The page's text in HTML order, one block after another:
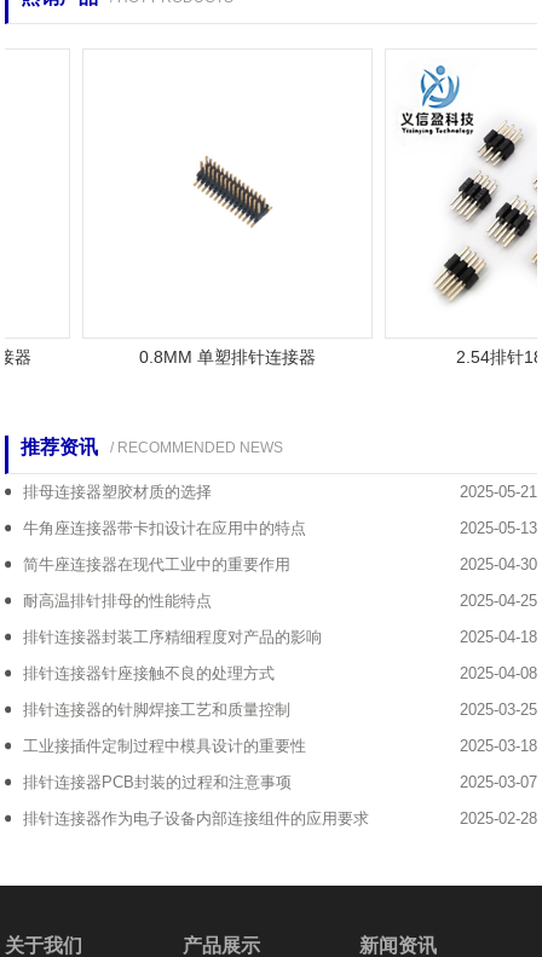
器 0.8MM 单塑排针连接器 2.54排针
推荐资讯 / RECOMMENDED NEWS
2025-05-21
排母连接器塑胶材质的选择
2025-05-13
牛角座连接器带卡扣设计在应用中的特点
2025-04-30
简牛座连接器在现代工业中的重要作用
2025-04-25
耐高温排针排母的性能特点
2025-04-18
排针连接器封装工序精细程度对产品的影响
2025-04-08
排针连接器针座接触不良的处理方式
2025-03-25
排针连接器的针脚焊接工艺和质量控制
2025-03-18
工业接插件定制过程中模具设计的重要性
2025-03-07
排针连接器PCB封装的过程和注意事项
2025-02-28
排针连接器作为电子设备内部连接组件的应用要求
关于我们 产品展示 新闻资讯